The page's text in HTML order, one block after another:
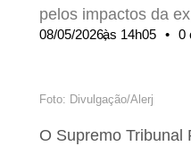
pelos impactos da
08/05/2026,às 14h05 • 0
Foto: Divulgação/Alerj
O Supremo Tribunal